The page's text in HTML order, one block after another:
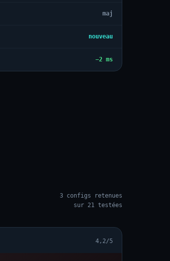
maj
nouveau
−2 ms
3 configs retenues
sur 21 testées
4,2/5